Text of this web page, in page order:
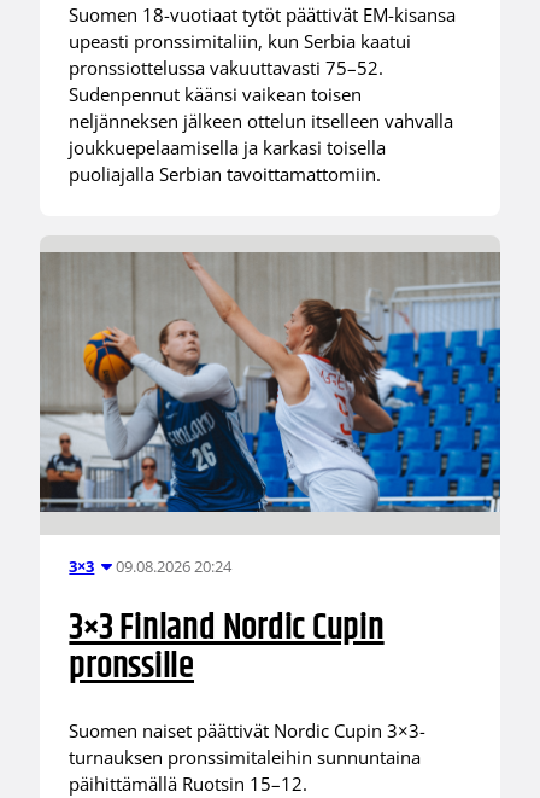
Suomen 18-vuotiaat tytöt päättivät EM-kisansa
upeasti pronssimitaliin, kun Serbia kaatui
pronssiottelussa vakuuttavasti 75–52.
Sudenpennut käänsi vaikean toisen
neljänneksen jälkeen ottelun itselleen vahvalla
joukkuepelaamisella ja karkasi toisella
puoliajalla Serbian tavoittamattomiin.
3×3 09.08.2026 20:24
3×3 Finland Nordic Cupin
pronssille
Suomen naiset päättivät Nordic Cupin 3×3-
turnauksen pronssimitaleihin sunnuntaina
päihittämällä Ruotsin 15–12.